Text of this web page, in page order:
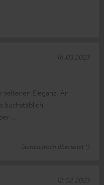
seltenen Eleganz. An
buchstäblich
(automatisch übersetzt *)
16.03.2023
12.02.2023